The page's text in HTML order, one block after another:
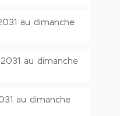
au dimanche
au dimanche
au dimanche